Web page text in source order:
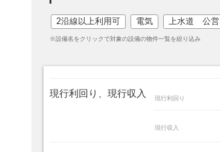
2沿線以上利用可 電気 上水道 公営
※設備名をクリックで対象の設備の物件一覧を絞り込み
現行利回り、現行収入 現行利回り
現行収入